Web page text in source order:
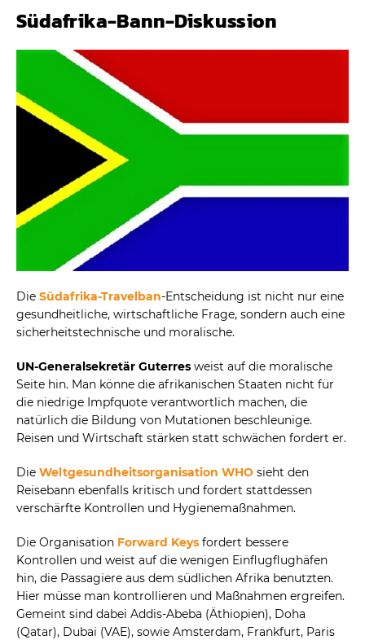
Südafrika-Bann-Diskussion
Die Südafrika-Travelban-Entscheidung ist nicht nur eine
gesundheitliche, wirtschaftliche Frage, sondern auch eine
sicherheitstechnische und moralische.
UN-Generalsekretär Guterres weist auf die moralische
Seite hin. Man könne die afrikanischen Staaten nicht für
die niedrige Impfquote verantwortlich machen, die
natürlich die Bildung von Mutationen beschleunige.
Reisen und Wirtschaft stärken statt schwächen fordert er.
Die Weltgesundheitsorganisation WHO sieht den
Reisebann ebenfalls kritisch und fordert stattdessen
verschärfte Kontrollen und Hygienemaßnahmen.
Die Organisation Forward Keys fordert bessere
Kontrollen und weist auf die wenigen Einflugflughäfen
hin, die Passagiere aus dem südlichen Afrika benutzten.
Hier müsse man kontrollieren und Maßnahmen ergreifen.
Gemeint sind dabei Addis-Abeba (Äthiopien), Doha
(Qatar), Dubai (VAE), sowie Amsterdam, Frankfurt, Paris